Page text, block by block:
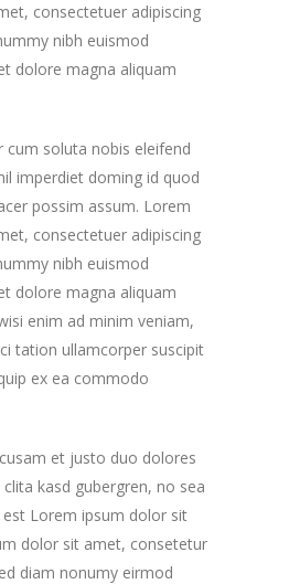
consectetuer adipiscing
nibh euismod
dolore magna aliquam
cum soluta nobis eleifend
imperdiet doming id quod
possim assum. Lorem
consectetuer adipiscing
nibh euismod
dolore magna aliquam
enim ad minim veniam,
tation ullamcorper suscipit
ex ea commodo
et justo duo dolores
kasd gubergren, no sea
Lorem ipsum dolor sit
dolor sit amet, consetetur
diam nonumy eirmod